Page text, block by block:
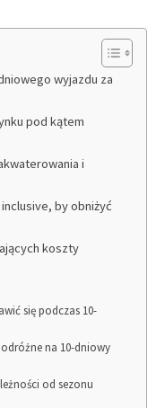
wyjazdu za
pod kątem
i
by obniżyć
koszty
się podczas 10-
na 10-dniowy
od sezonu